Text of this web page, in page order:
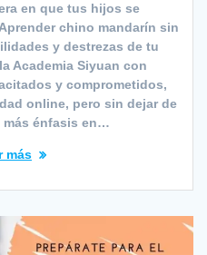
en que tus hijos se
chino mandarín sin
y destrezas de tu
Academia Siyuan con
y comprometidos,
online, pero sin dejar de
énfasis en…
más